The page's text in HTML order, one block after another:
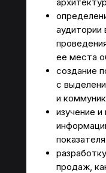
ее места
создание
с
и
изучение
продаж,